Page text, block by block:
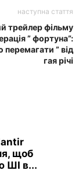
наступна стаття
трейлер фільму
” фортуна”:
перемагати ” від
гая річі
щоб
ШІ в...